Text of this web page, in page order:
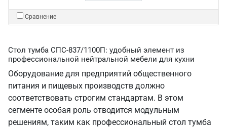
Сравнение
Стол тумба СПС-837/1100П: удобный элемент из
профессиональной нейтральной мебели для кухни
Оборудование для предприятий общественного
питания и пищевых производств должно
соответствовать строгим стандартам. В этом
сегменте особая роль отводится модульным
решениям, таким как профессиональный стол тумба